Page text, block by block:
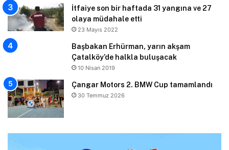
İtfaiye son bir haftada 31 yangına ve 27
olaya müdahale etti
23 Mayıs 2022
Başbakan Erhürman, yarın akşam
Çatalköy’de halkla buluşacak
10 Nisan 2019
Çangar Motors 2. BMW Cup tamamlandı
30 Temmuz 2026